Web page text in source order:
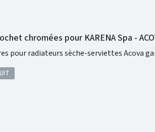
chromées pour KARENA Spa -